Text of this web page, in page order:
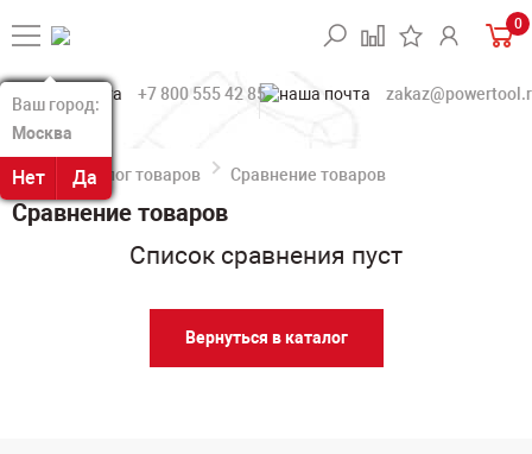
Ваш город:
Москва
Нет Да
Ваш город:
Москва
Нет Да
0
+7 800 555 42 85
Каталог товаров Сравнение товаров
Сравнение товаров
Список сравнения пуст
Вернуться в каталог